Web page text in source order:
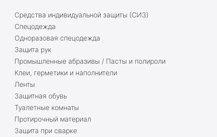
Средства индивидуальной защиты (СИЗ)
Спецодежда
Одноразовая спецодежда
Защита рук
Промышленные абразивы / Пасты и полироли
Клеи, герметики и наполнители
Ленты
Защитная обувь
Туалетные комнаты
Протирочный материал
Защита при сварке